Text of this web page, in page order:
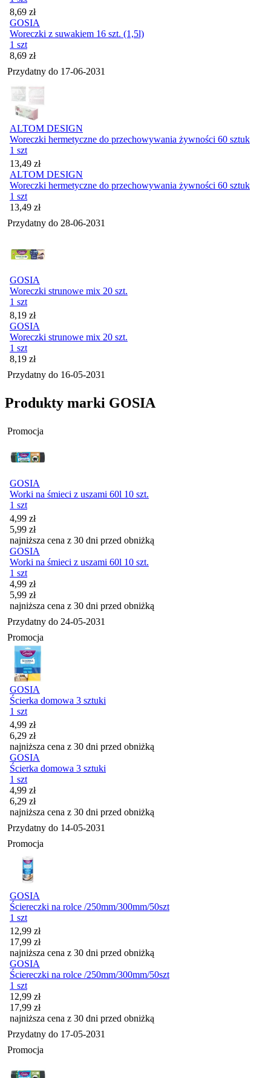
Cena
8,69 zł
GOSIA
Woreczki z suwakiem 16 szt. (1,5l)
1 szt
Cena
8,69 zł
Przydatny do 17-06-2031
ALTOM DESIGN
Woreczki hermetyczne do przechowywania żywności 60 sztuk
1 szt
Cena
13,49 zł
ALTOM DESIGN
Woreczki hermetyczne do przechowywania żywności 60 sztuk
1 szt
Cena
13,49 zł
Przydatny do 28-06-2031
GOSIA
Woreczki strunowe mix 20 szt.
1 szt
Cena
8,19 zł
GOSIA
Woreczki strunowe mix 20 szt.
1 szt
Cena
8,19 zł
Przydatny do 16-05-2031
Produkty marki GOSIA
Promocja
GOSIA
Worki na śmieci z uszami 60l 10 szt.
1 szt
Cena promocyjna
4,99 zł
5,99 zł
najniższa cena z 30 dni przed obniżką
GOSIA
Worki na śmieci z uszami 60l 10 szt.
1 szt
Cena promocyjna
4,99 zł
5,99 zł
najniższa cena z 30 dni przed obniżką
Przydatny do 24-05-2031
Promocja
GOSIA
Ścierka domowa 3 sztuki
1 szt
Cena promocyjna
4,99 zł
6,29 zł
najniższa cena z 30 dni przed obniżką
GOSIA
Ścierka domowa 3 sztuki
1 szt
Cena promocyjna
4,99 zł
6,29 zł
najniższa cena z 30 dni przed obniżką
Przydatny do 14-05-2031
Promocja
GOSIA
Ściereczki na rolce /250mm/300mm/50szt
1 szt
Cena promocyjna
12,99 zł
17,99 zł
najniższa cena z 30 dni przed obniżką
GOSIA
Ściereczki na rolce /250mm/300mm/50szt
1 szt
Cena promocyjna
12,99 zł
17,99 zł
najniższa cena z 30 dni przed obniżką
Przydatny do 17-05-2031
Promocja